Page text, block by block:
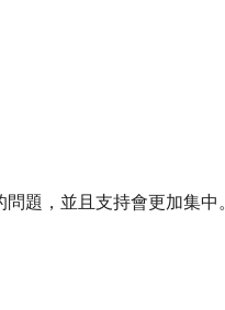
題，並且支持會更加集中。